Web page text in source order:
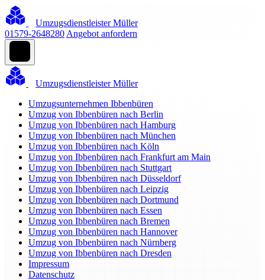
Umzugsdienstleister Müller
01579-2648280 Angebot anfordern
Umzugsdienstleister Müller
Umzugsunternehmen Ibbenbüren
Umzug von Ibbenbüren nach Berlin
Umzug von Ibbenbüren nach Hamburg
Umzug von Ibbenbüren nach München
Umzug von Ibbenbüren nach Köln
Umzug von Ibbenbüren nach Frankfurt am Main
Umzug von Ibbenbüren nach Stuttgart
Umzug von Ibbenbüren nach Düsseldorf
Umzug von Ibbenbüren nach Leipzig
Umzug von Ibbenbüren nach Dortmund
Umzug von Ibbenbüren nach Essen
Umzug von Ibbenbüren nach Bremen
Umzug von Ibbenbüren nach Hannover
Umzug von Ibbenbüren nach Nürnberg
Umzug von Ibbenbüren nach Dresden
Impressum
Datenschutz